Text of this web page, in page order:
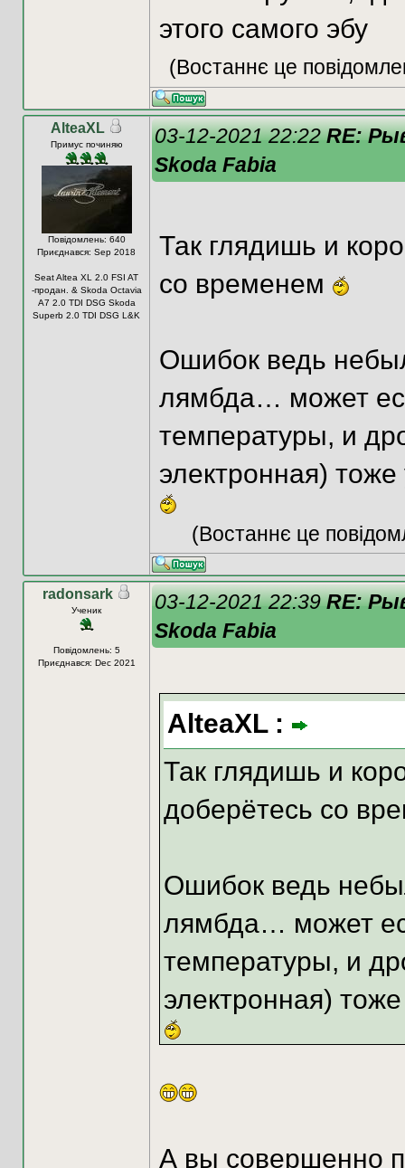
этого самого эбу
(Востаннє це
AlteaXL
Примус починяю
Повідомлень: 640
Приєднався: Sep 2018
Seat Altea XL 2.0 FSI AT
-продан. & Skoda Octavia
A7 2.0 TDI DSG Skoda
Superb 2.0 TDI DSG L&K
03-12-2021 22:22RE:
Skoda Fabia
Так глядишь и
со временем
Ошибок ведь
лямбда… может
температуры, и
электронная)
(Востаннє це
radonsark
Ученик
Повідомлень: 5
Приєднався: Dec 2021
03-12-2021 22:39RE:
Skoda Fabia
AlteaXL :
Так глядишь и
доберётесь со
Ошибок ведь
лямбда… может
температуры, и
электронная)
А вы совершенно